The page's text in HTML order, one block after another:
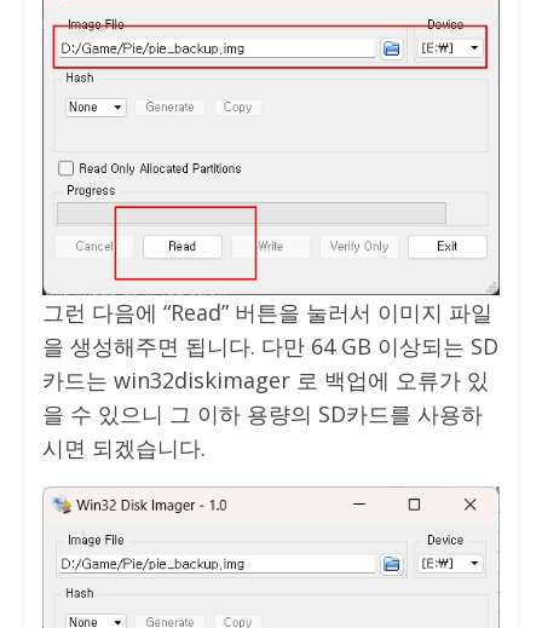
그런 다음에 “Read” 버튼을 눌러서 이미지 파일
을 생성해주면 됩니다. 다만 64 GB 이상되는 SD
카드는 win32diskimager 로 백업에 오류가 있
을 수 있으니 그 이하 용량의 SD카드를 사용하
시면 되겠습니다.